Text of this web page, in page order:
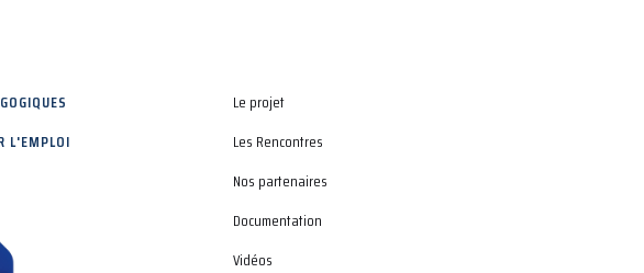
L'EMPLOI
Le projet
Les Rencontres
Nos partenaires
Documentation
Vidéos